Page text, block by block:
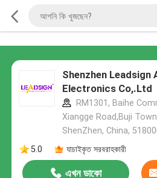
Shenzhen Leadsign
Electronics Co,.Ltd
RM1301, Baihe
Xiangge Road,Buji
ShenZhen, China,
5.0
যাচাইকৃত সরবরাহকারী
এখন ডাকো